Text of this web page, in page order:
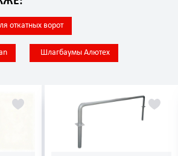
откатных ворот
Шлагбаумы Алютех